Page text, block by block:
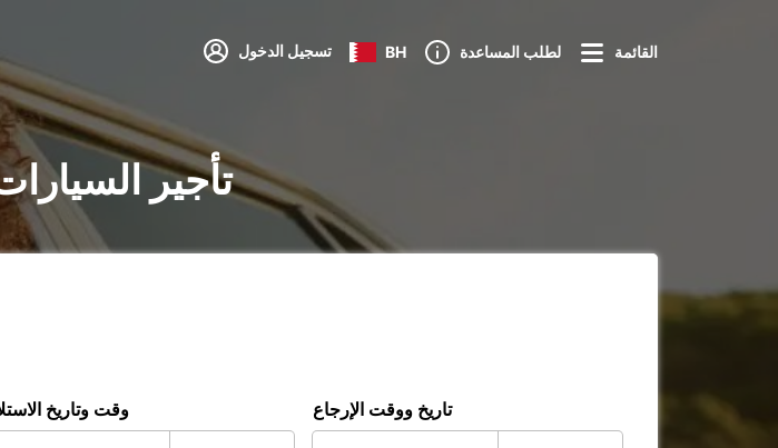
تسجيل الدخول BH لطلب المساعدة القائمة
تأجير
وقت وتاريخ تاريخ ووقت الإرجاع